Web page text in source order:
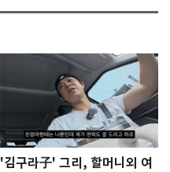
'김구라子' 그리, 할머니외 여